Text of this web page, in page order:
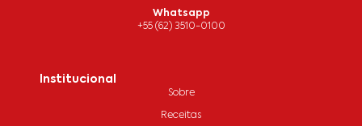
Whatsapp
+55 (62) 3510-0100
Institucional
Sobre
Receitas